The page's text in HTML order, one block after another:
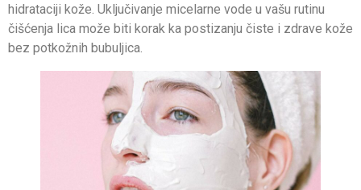
hidrataciji kože. Uključivanje micelarne vode u vašu rutinu
čišćenja lica može biti korak ka postizanju čiste i zdrave kože
bez potkožnih bubuljica.